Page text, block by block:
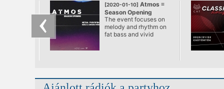
[2020-01-10] Atmos ≡
Season Opening
The event focuses on
melody and rhythm on
fat bass and vivid
music’s truly modern
greats. Electronic